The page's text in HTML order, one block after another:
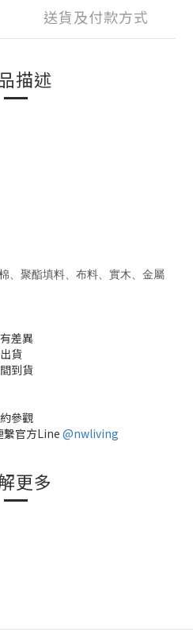
送貨及付款方式
描述
、聚酯填料、布料、實木、金屬
差異
貨
到貨
參觀
繫官方Line @nwliving
更多